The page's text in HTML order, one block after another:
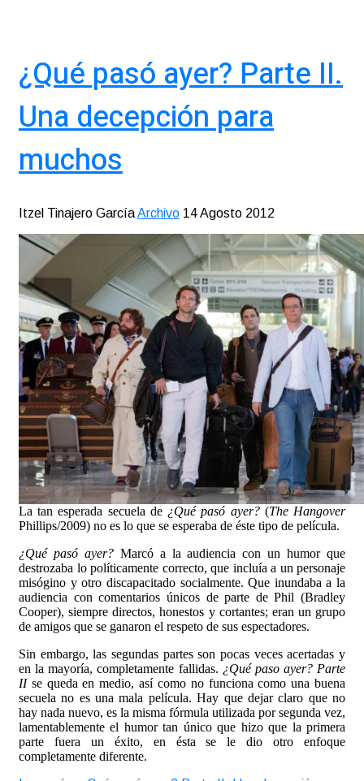
¿Qué pasó ayer? Parte II.
Una decepción para
muchos
Itzel Tinajero GarcíaArchivo 14 Agosto 2012
La tan esperada secuela de ¿Qué pasó ayer? (The Hangover
Phillips/2009) no es lo que se esperaba de éste tipo de película.
¿Qué pasó ayer? Marcó a la audiencia con un humor que
destrozaba lo políticamente correcto, que incluía a un personaje
misógino y otro discapacitado socialmente. Que inundaba a la
audiencia con comentarios únicos de parte de Phil (Bradley
Cooper), siempre directos, honestos y cortantes; eran un grupo
de amigos que se ganaron el respeto de sus espectadores.
Sin embargo, las segundas partes son pocas veces acertadas y
en la mayoría, completamente fallidas. ¿Qué paso ayer? Parte
II se queda en medio, así como no funciona como una buena
secuela no es una mala película. Hay que dejar claro que no
hay nada nuevo, es la misma fórmula utilizada por segunda vez,
lamentablemente el humor tan único que hizo que la primera
parte fuera un éxito, en ésta se le dio otro enfoque
completamente diferente.